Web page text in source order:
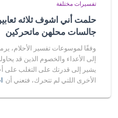
تفسيرات مختلفة
حلمت أني اشوف ثلاثه
جالسات محلهن ماتحركين
وفقًا لموسوعات تفسير الأحلام،
إلى الأعداء والخصوم الذين قد
يشير إلى قدرتك على التغلب على أحد
الأخرى اللتي لم تتحرك، فتعني أن